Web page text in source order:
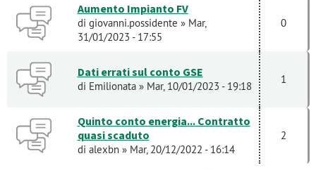
Aumento Impianto FV
di giovanni.possidente » Mar,
31/01/2023 - 17:55
0
Dati errati sul conto GSE
di Emilionata» Mar, 10/01/2023 - 19:18
1
Quinto conto energia... Contratto
quasi scaduto
di alexbn» Mar, 20/12/2022 - 16:14
2